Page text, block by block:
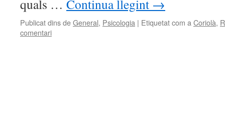
quals … Continua llegint →
Publicat dins deGeneral, Psicologia | Etiquetat com a Coriolà,
comentari